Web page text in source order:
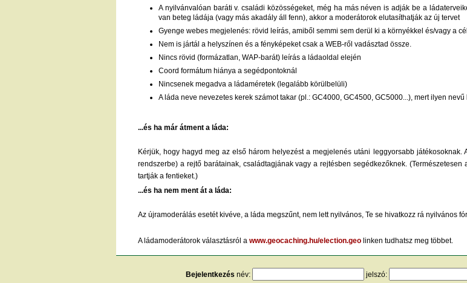
A nyilvánvalóan baráti v. családi közösségeket, még ha más néven is adják be a
van beteg ládája (vagy más akadály áll fenn), akkor a moderátorok elutasíthatják az új tervet
Gyenge webes megjelenés: rövid leírás, amiből semmi sem derül ki a környékkel és/vagy a
Nem is jártál a helyszínen és a fényképeket csak a WEB-ről vadásztad össze.
Nincs rövid (formázatlan, WAP-barát) leírás a ládaoldal elején
Coord formátum hiánya a segédpontoknál
Nincsenek megadva a ládaméretek (legalább körülbelüli)
A láda neve nevezetes kerek számot takar (pl.: GC4000, GC4500, GC5000...), mert ilyen
...és ha már átment a láda:
Kérjük, hogy hagyd meg az első három helyezést a megjelenés utáni leggyorsabb
rendszerbe) a rejtő barátainak, családtagjának vagy a rejtésben segédkezőknek.
tartják a fentieket.)
...és ha nem ment át a láda:
Az újramoderálás esetét kivéve, a láda megszűnt, nem lett nyilvános, Te se hivatkozz rá nyilvános
A ládamoderátorok választásról a www.geocaching.hu/election.geo linken tudhatsz meg többet.
Bejelentkezés név: jelszó: